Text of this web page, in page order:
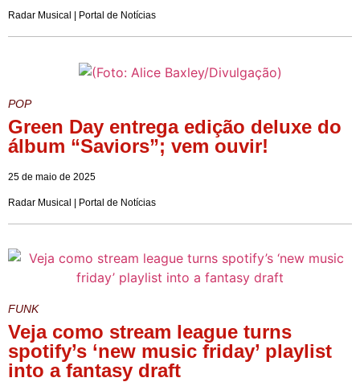
Radar Musical | Portal de Notícias
POP
Green Day entrega edição deluxe do
álbum “Saviors”; vem ouvir!
25 de maio de 2025
Radar Musical | Portal de Notícias
FUNK
Veja como stream league turns
spotify’s ‘new music friday’ playlist
into a fantasy draft